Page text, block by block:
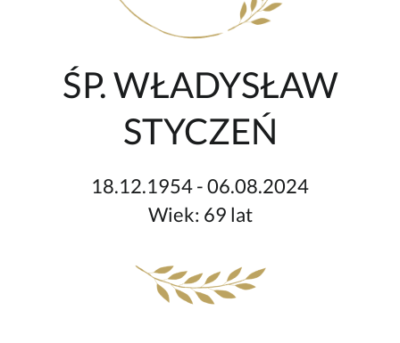
ŚP. WŁADYSŁAW
STYCZEŃ
18.12.1954 - 06.08.2024
Wiek: 69 lat